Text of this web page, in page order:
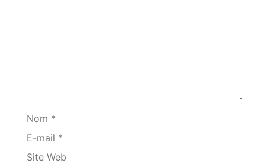
Nom *
E-mail *
Site Web